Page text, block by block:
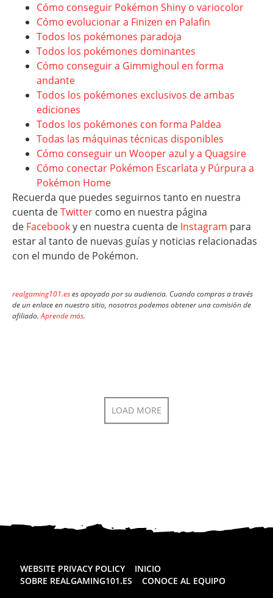
Cómo conseguir Pokémon Shiny o variocolor
Cómo evolucionar a Finizen en Palafin
Todos los pokémones paradoja
Todos los pokémones dominantes
Cómo conseguir a Gimmighoul en forma
andante
Todos los pokémones exclusivos de ambas
ediciones
Todos los pokémones con forma Paldea
Todas las máquinas técnicas disponibles
Cómo conseguir un Wooper azul y a Quagsire
Cómo conectar Pokémon Escarlata y Púrpura a
Pokémon Home
Recuerda que puedes seguirnos tanto en nuestra
cuenta deTwitter como en nuestra página
de Facebooky en nuestra cuenta de Instagram para
estar al tanto de nuevas guías y noticias relacionadas
con el mundo de Pokémon.
realgaming101.eses apoyado por su audiencia. Cuando compras a través
de un enlace en nuestro sitio, nosotros podemos obtener una comisión de
afiliado.Aprende más.
LOAD MORE
WEBSITE PRIVACY POLICY
INICIO
SOBRE REALGAMING101.ES
CONOCE AL EQUIPO